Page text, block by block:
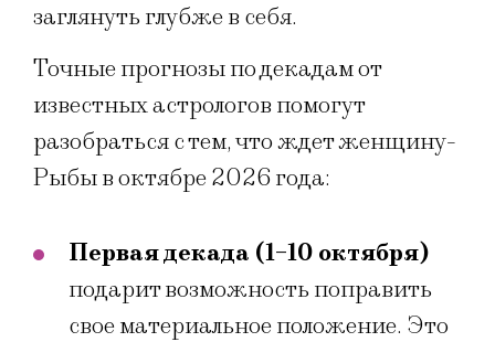
заглянуть глубже в себя.
Точные прогнозы по декадам от
известных астрологов помогут
разобраться с тем, что ждет женщину-
Рыбы в октябре 2026 года:
Первая декада (1-10 октября)
подарит возможность поправить
свое материальное положение. Это